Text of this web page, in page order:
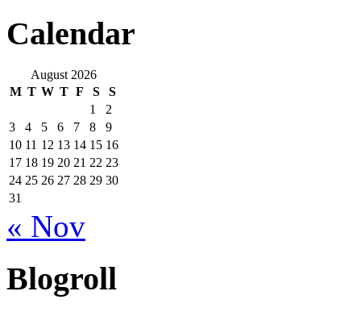
Calendar
August 2026
M T W T F S
S
1
2
3
4 5 6 7 8
9
10 11 12 13 14 15 16
17 18 19 20 21 22 23
24 25 26 27 28 29 30
31
« Nov
Blogroll